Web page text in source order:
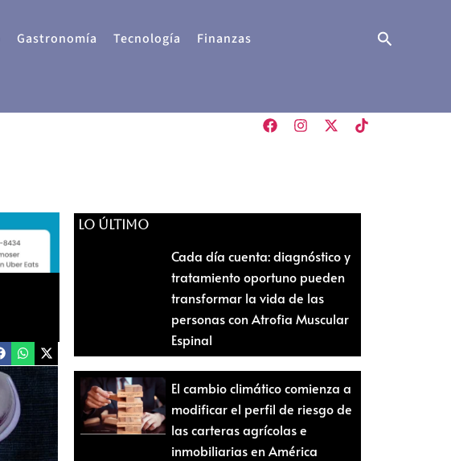
Gastronomía Tecnología Finanzas Buscar
LO ÚLTIMO
Cada día cuenta: diagnóstico y
tratamiento oportuno pueden
transformar la vida de las
personas con Atrofia Muscular
Espinal
El cambio climático comienza a
modificar el perfil de riesgo de
las carteras agrícolas e
inmobiliarias en América